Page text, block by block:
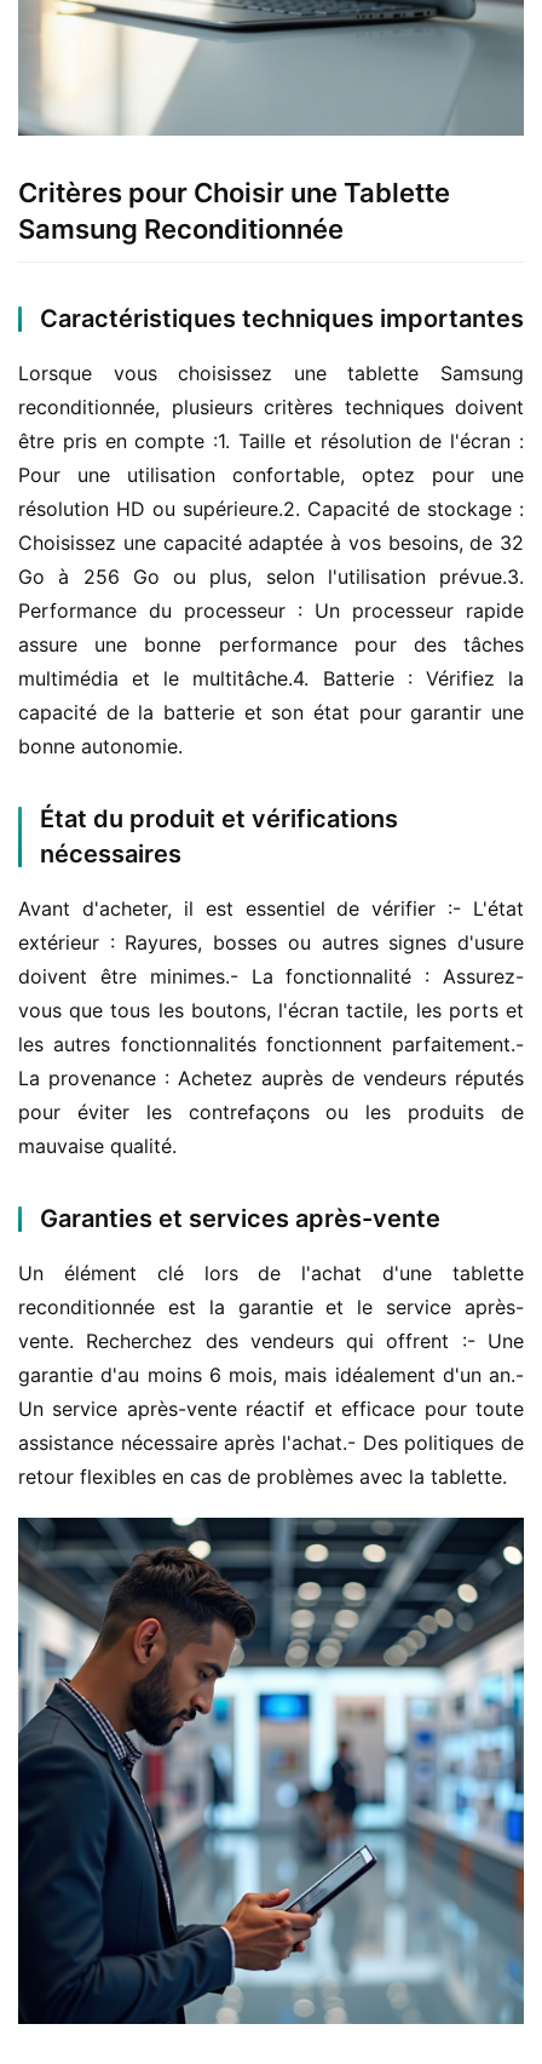
Critères pour Choisir une Tablette
Samsung Reconditionnée
Caractéristiques techniques importantes
Lorsque vous choisissez une tablette Samsung
reconditionnée, plusieurs critères techniques doivent
être pris en compte :1. Taille et résolution de l'écran :
Pour une utilisation confortable, optez pour une
résolution HD ou supérieure.2. Capacité de stockage :
Choisissez une capacité adaptée à vos besoins, de 32
Go à 256 Go ou plus, selon l'utilisation prévue.3.
Performance du processeur : Un processeur rapide
assure une bonne performance pour des tâches
multimédia et le multitâche.4. Batterie : Vérifiez la
capacité de la batterie et son état pour garantir une
bonne autonomie.
État du produit et vérifications
nécessaires
Avant d'acheter, il est essentiel de vérifier :- L'état
extérieur : Rayures, bosses ou autres signes d'usure
doivent être minimes.- La fonctionnalité : Assurez-
vous que tous les boutons, l'écran tactile, les ports et
les autres fonctionnalités fonctionnent parfaitement.-
La provenance : Achetez auprès de vendeurs réputés
pour éviter les contrefaçons ou les produits de
mauvaise qualité.
Garanties et services après-vente
Un élément clé lors de l'achat d'une tablette
reconditionnée est la garantie et le service après-
vente. Recherchez des vendeurs qui offrent :- Une
garantie d'au moins 6 mois, mais idéalement d'un an.-
Un service après-vente réactif et efficace pour toute
assistance nécessaire après l'achat.- Des politiques de
retour flexibles en cas de problèmes avec la tablette.